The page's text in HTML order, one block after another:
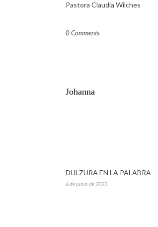
Pastora Claudia Wilches
0 Comments
Johanna
DULZURA EN LA PALABRA
6 de junio de 2023